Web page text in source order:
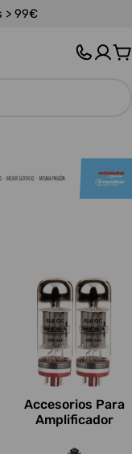
> 99€
Accesorios Para
Amplificador